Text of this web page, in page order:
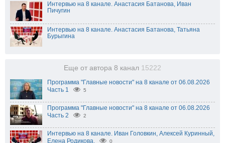
Интервью на 8 канале. Анастасия Батанова, Иван
Пичугин
Интервью на 8 канале. Анастасия Батанова, Татьяна
Бурыгина
Еще от автора 8 канал 15222
Программа "Главные новости" на 8 канале от 06.08.2026
Часть 1
5
Программа "Главные новости" на 8 канале от 06.08.2026
Часть 2
2
Интервью на 8 канале. Иван Головкин, Алексей Куринный,
Елена Родикова.
0